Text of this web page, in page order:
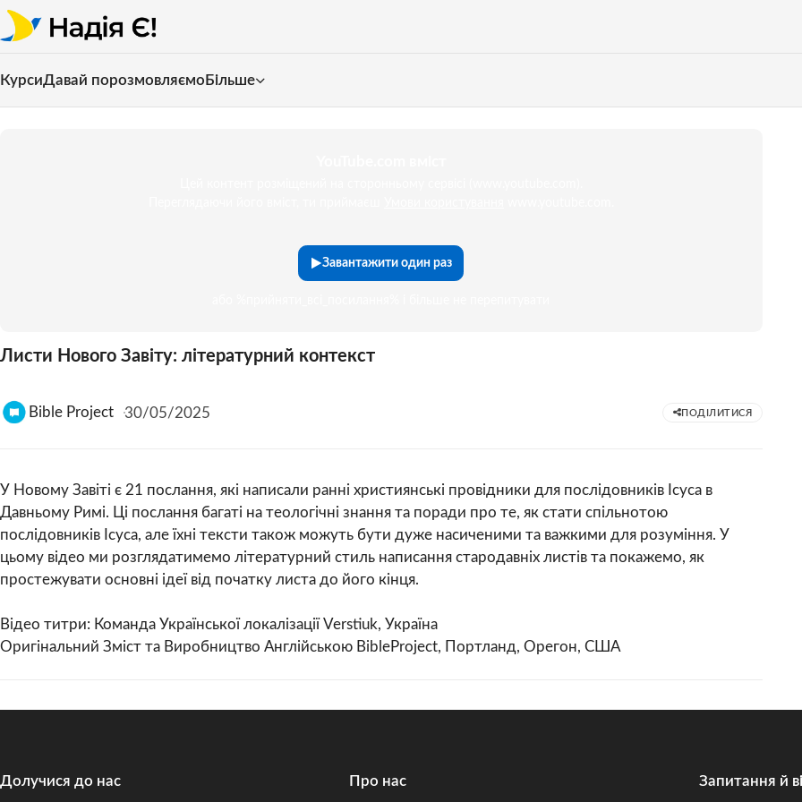
КурсиДавай порозмовляємо Більше
Завантажити один раз
Листи Нового Завіту: літературний контекст
Bible Project 30/05/2025 ПОДІЛИТИСЯ
У Новому Завіті є 21 послання, які написали ранні християнські провідники для послідовників Ісуса в
Давньому Римі. Ці послання багаті на теологічні знання та поради про те, як стати спільнотою
послідовників Ісуса, але їхні тексти також можуть бути дуже насиченими та важкими для розуміння. У
цьому відео ми розглядатимемо літературний стиль написання стародавніх листів та покажемо, як
простежувати основні ідеї від початку листа до його кінця.
Відео титри: Команда Української локалізації Verstiuk, Україна
Оригінальний Зміст та Виробництво Англійською BibleProject, Портланд, Орегон, США
Долучися до нас
Про нас
Запитання й